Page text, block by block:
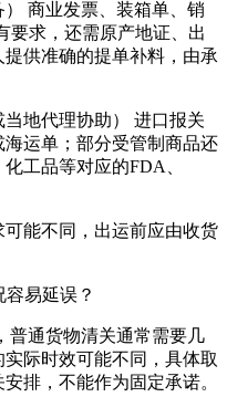
商业发票、装箱单、销
要求，还需原产地证、出
供准确的提单补料，由承
地代理协助） 进口报关
运单；部分受管制商品还
工品等对应的FDA、
能不同，出运前应由收货
易延误？
普通货物清关通常需要几
际时效可能不同，具体取
排，不能作为固定承诺。